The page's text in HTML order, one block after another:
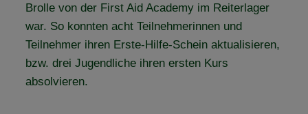
Brolle von der First Aid Academy im Reiterlager
war. So konnten acht Teilnehmerinnen und
Teilnehmer ihren Erste-Hilfe-Schein aktualisieren,
bzw. drei Jugendliche ihren ersten Kurs
absolvieren.